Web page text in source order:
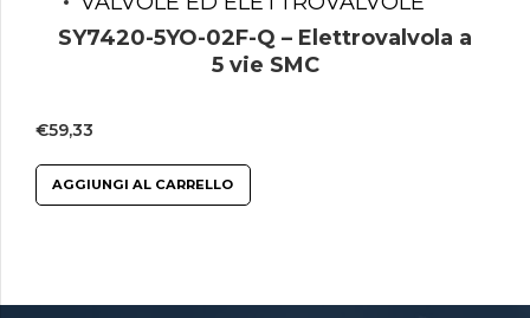
SY7420-5YO-02F-Q – Elettrovalvola a
5 vie SMC
€59,33
AGGIUNGI AL CARRELLO